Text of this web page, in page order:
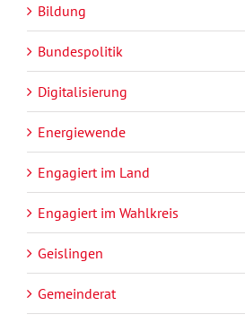
Bildung
Bundespolitik
Digitalisierung
Energiewende
Engagiert im Land
Engagiert im Wahlkreis
Geislingen
Gemeinderat